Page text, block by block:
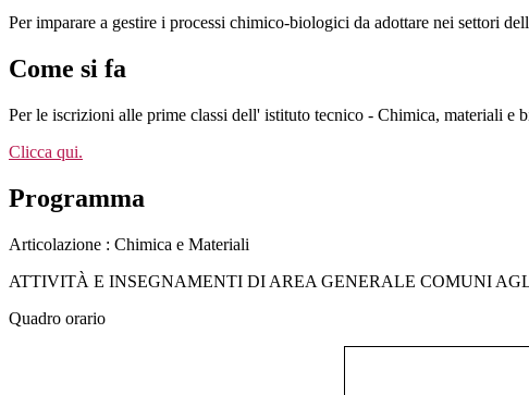
Per imparare a gestire i processi chimico-biologici da adottare nei settori
Come si fa
Per le iscrizioni alle prime classi dell' istituto tecnico - Chimica, materiali e
Clicca qui.
Programma
Articolazione : Chimica e Materiali
ATTIVITÀ E INSEGNAMENTI DI AREA GENERALE COMUNI
Quadro orario